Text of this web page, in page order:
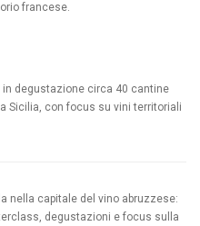
francese.
in degustazione circa 40 cantine
Sicilia, con focus su vini territoriali
nella capitale del vino abruzzese:
degustazioni e focus sulla